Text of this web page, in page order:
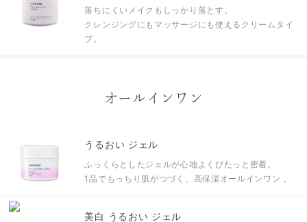
落ちにくいメイクもしっかり落とす。
クレンジングにもマッサージにも使えるクリームタイ
プ。
オールインワン
うるおい ジェル
ふっくらとしたジェルが心地よくぴたっと密着。
1品でもっちり肌がつづく、高保湿オールインワン 。
美白 うるおい ジェル